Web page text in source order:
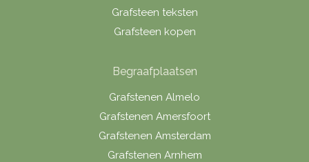
Grafsteen teksten
Grafsteen kopen
Begraafplaatsen
Grafstenen Almelo
Grafstenen Amersfoort
Grafstenen Amsterdam
Grafstenen Arnhem